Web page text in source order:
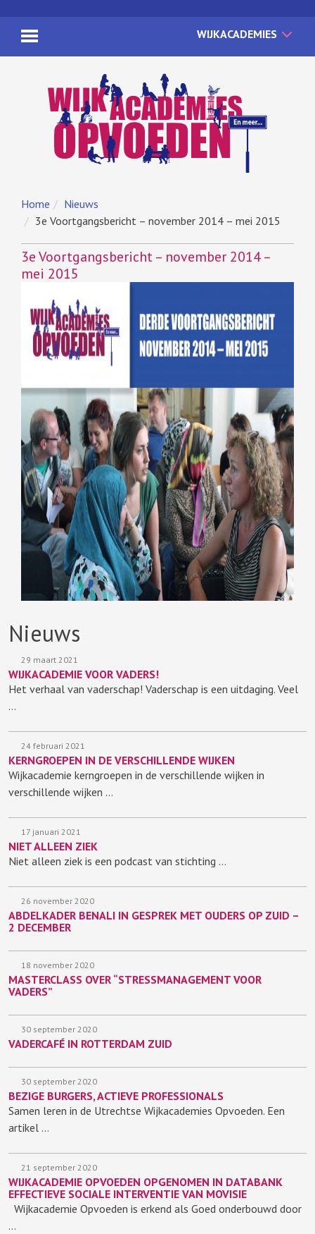
WIJKACADEMIES
Home
Nieuws
3e Voortgangsbericht – november 2014 – mei 2015
3e Voortgangsbericht – november 2014 –
mei 2015
Nieuws
29 maart 2021
WIJKACADEMIE VOOR VADERS!
Het verhaal van vaderschap! Vaderschap is een uitdaging. Veel
…
24 februari 2021
KERNGROEPEN IN DE VERSCHILLENDE WIJKEN
Wijkacademie kerngroepen in de verschillende wijken in
verschillende wijken …
17 januari 2021
NIET ALLEEN ZIEK
Niet alleen ziek is een podcast van stichting …
26 november 2020
ABDELKADER BENALI IN GESPREK MET OUDERS OP ZUID –
2 DECEMBER
18 november 2020
MASTERCLASS OVER “STRESSMANAGEMENT VOOR
VADERS”
30 september 2020
VADERCAFÉ IN ROTTERDAM ZUID
30 september 2020
BEZIGE BURGERS, ACTIEVE PROFESSIONALS
Samen leren in de Utrechtse Wijkacademies Opvoeden. Een
artikel …
21 september 2020
WIJKACADEMIE OPVOEDEN OPGENOMEN IN DATABANK
EFFECTIEVE SOCIALE INTERVENTIE VAN MOVISIE
Wijkacademie Opvoeden is erkend als Goed onderbouwd door
…